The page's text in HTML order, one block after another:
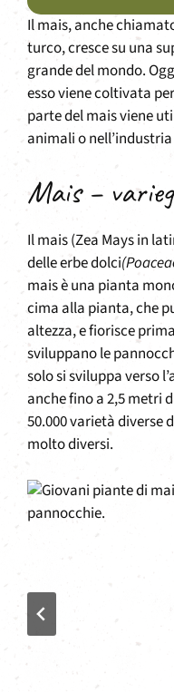
Il mais, anche
turco, cresce su una
grande del mondo.
esso viene coltivata
parte del mais viene
animali o
Mais –
Il mais (Zea Mays in
delle erbe dolci
mais è una pianta
cima alla pianta, che
altezza, e fiorisce
sviluppano le
solo si sviluppa verso
anche fino a 2,5 metri
50.000 varietà diverse
molto diversi.